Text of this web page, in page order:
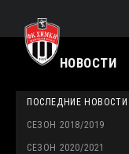
НОВОСТИ
ПОСЛЕДНИЕ НОВОСТИ
СЕЗОН 2018/2019
СЕЗОН 2020/2021